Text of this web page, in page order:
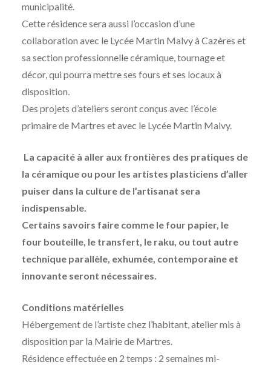
municipalité.
Cette résidence sera aussi l’occasion d’une
collaboration avec le Lycée Martin Malvy à Cazères et
sa section professionnelle céramique, tournage et
décor, qui pourra mettre ses fours et ses locaux à
disposition.
Des projets d’ateliers seront conçus avec l’école
primaire de Martres et avec le Lycée Martin Malvy.
La capacité à aller aux frontières des pratiques de
la céramique ou pour les artistes plasticiens d’aller
puiser dans la culture de l’artisanat sera
indispensable.
Certains savoirs faire comme le four papier, le
four bouteille, le transfert, le raku, ou tout autre
technique parallèle, exhumée, contemporaine et
innovante seront nécessaires.
Conditions matérielles
Hébergement de l’artiste chez l’habitant, atelier mis à
disposition par la Mairie de Martres.
Résidence effectuée en 2 temps : 2 semaines mi-